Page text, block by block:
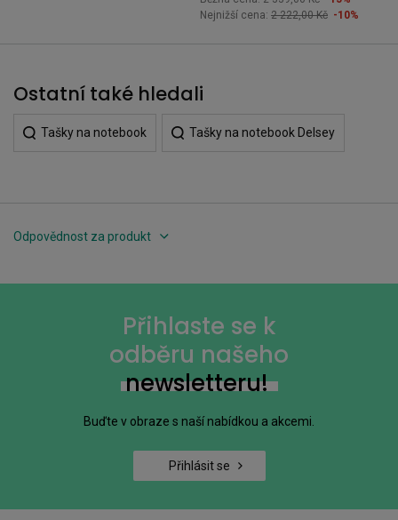
Nejnižší cena: 2 222,00 Kč -10%
Ostatní také hledali
Tašky na notebook Tašky na notebook Delsey
Odpovědnost za produkt
Přihlaste se k
odběru našeho
newsletteru!
Buďte v obraze s naší nabídkou a akcemi.
Přihlásit se